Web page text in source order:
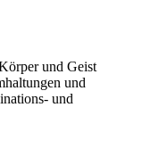
und Geist
und
und